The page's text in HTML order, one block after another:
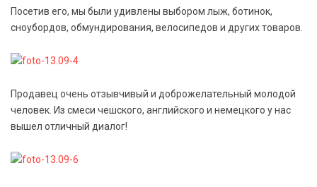
Посетив его, мы были удивлены выбором лыж, ботинок,
сноубордов, обмундирования, велосипедов и других товаров.
Продавец очень отзывчивый и доброжелательный молодой
человек. Из смеси чешского, английского и немецкого у нас
вышел отличный диалог!